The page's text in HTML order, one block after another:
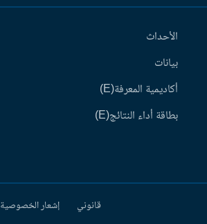
الأحداث
بيانات
أكاديمية المعرفة(E)
بطاقة أداء النتائج(E)
قانوني إشعار الخصوصية